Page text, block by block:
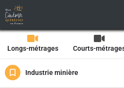
Longs-métrages Courts-
Industrie minière